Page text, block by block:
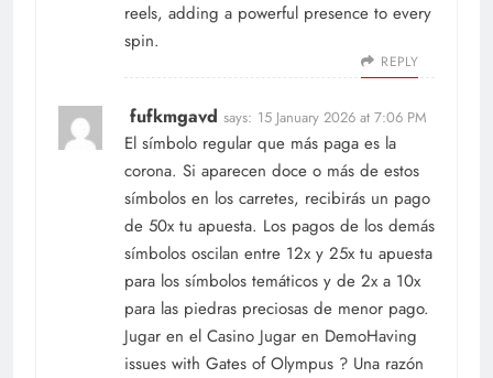
reels, adding a powerful presence to every
spin.
REPLY
fufkmgavd says: 15 January 2026 at 7:06 PM
El símbolo regular que más paga es la
corona. Si aparecen doce o más de estos
símbolos en los carretes, recibirás un pago
de 50x tu apuesta. Los pagos de los demás
símbolos oscilan entre 12x y 25x tu apuesta
para los símbolos temáticos y de 2x a 10x
para las piedras preciosas de menor pago.
Jugar en el Casino Jugar en DemoHaving
issues with Gates of Olympus ? Una razón